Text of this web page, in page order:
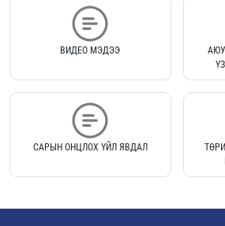
ВИДЕО МЭДЭЭ
САРЫН ОНЦЛОХ ҮЙЛ ЯВДАЛ